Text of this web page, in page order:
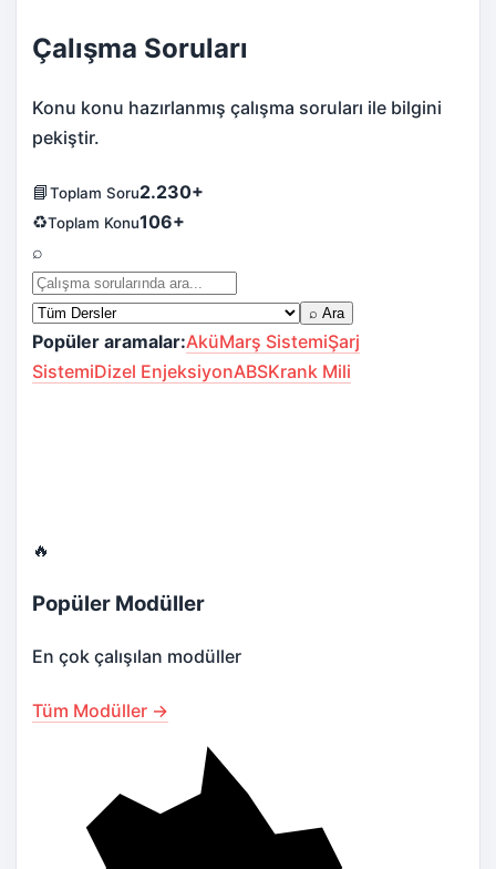
Çalışma Soruları
Konu konu hazırlanmış çalışma soruları ile bilgini
pekiştir.
📘Toplam Soru2.230+
♻️Toplam Konu106+
⌕
⌕ Ara
Popüler aramalar:AküMarş SistemiŞarj
SistemiDizel EnjeksiyonABSKrank Mili
🔥
Popüler Modüller
En çok çalışılan modüller
Tüm Modüller →